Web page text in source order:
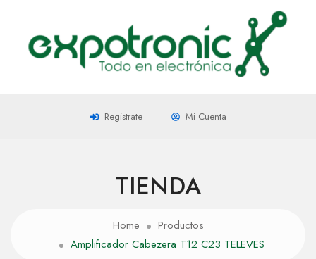
Registrate Mi Cuenta
TIENDA
Home
Productos
Amplificador Cabezera T12 C23 TELEVES